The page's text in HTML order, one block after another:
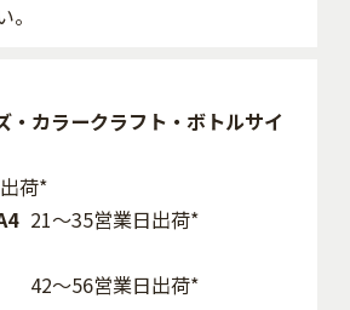
カラークラフト・ボトルサイ
荷*
21～35営業日出荷*
42〜56営業日出荷*